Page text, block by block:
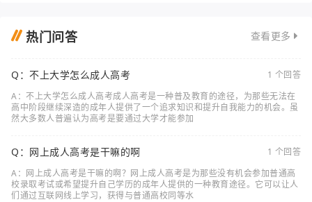
热门问答 查看更多
Q：不上大学怎么成人高考
1 个回答
A：不上大学怎么成人高考成人高考是一种普及教育的途径，为那些无法在
高中阶段继续深造的成年人提供了一个追求知识和提升自我能力的机会。虽
然大多数人普遍认为高考是要通过大学才能参加
Q：网上成人高考是干嘛的啊
1 个回答
A：网上成人高考是干嘛的啊？网上成人高考是为那些没有机会参加普通高
校录取考试或希望提升自己学历的成年人提供的一种教育途径。它可以让人
们通过互联网线上学习，获得与普通高校同等水